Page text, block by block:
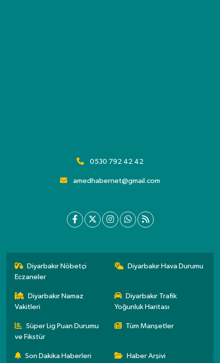
0530 792 42 42
amedhabernet@gmail.com
Diyarbakır Nöbetçi
Eczaneler
Diyarbakır Hava Durumu
Diyarbakır Namaz
Vakitleri
Diyarbakır Trafik
Yoğunluk Haritası
Süper Lig Puan Durumu
ve Fikstür
Tüm Manşetler
Son Dakika Haberleri Haber Arşivi